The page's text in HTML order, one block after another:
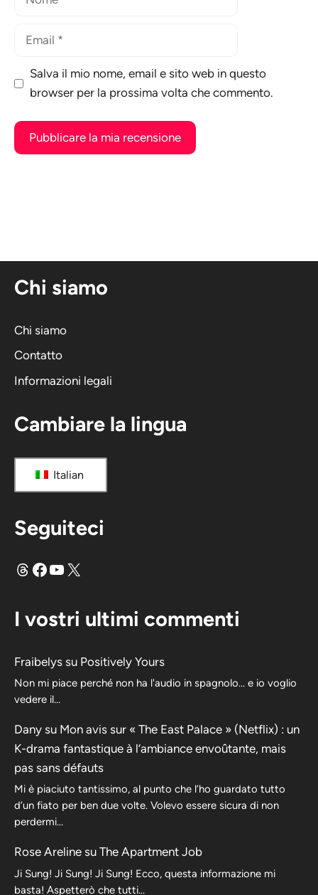
Email
Salva il mio nome, email e sito web in questo
browser per la prossima volta che commento.
a
i
a
:
Chi siamo
Chi siamo
Contatto
Informazioni legali
Cambiare la lingua
Italian
Seguiteci
FiliFacebook
YouTube
X
I vostri ultimi commenti
Fraibelys su Positively Yours
Non mi piace perché non ha l'audio in spagnolo... e io voglio
vedere il...
Dany su Mon avis sur « The East Palace » (Netflix) : un
K-drama fantastique à l’ambiance envoûtante, mais
pas sans défauts
Mi è piaciuto tantissimo, al punto che l’ho guardato tutto
d’un fiato per ben due volte. Volevo essere sicura di non
perdermi…
Rose Areline su The Apartment Job
Ji Sung! Ji Sung! Ji Sung! Ecco, questa informazione mi
basta! Aspetterò che tutti…